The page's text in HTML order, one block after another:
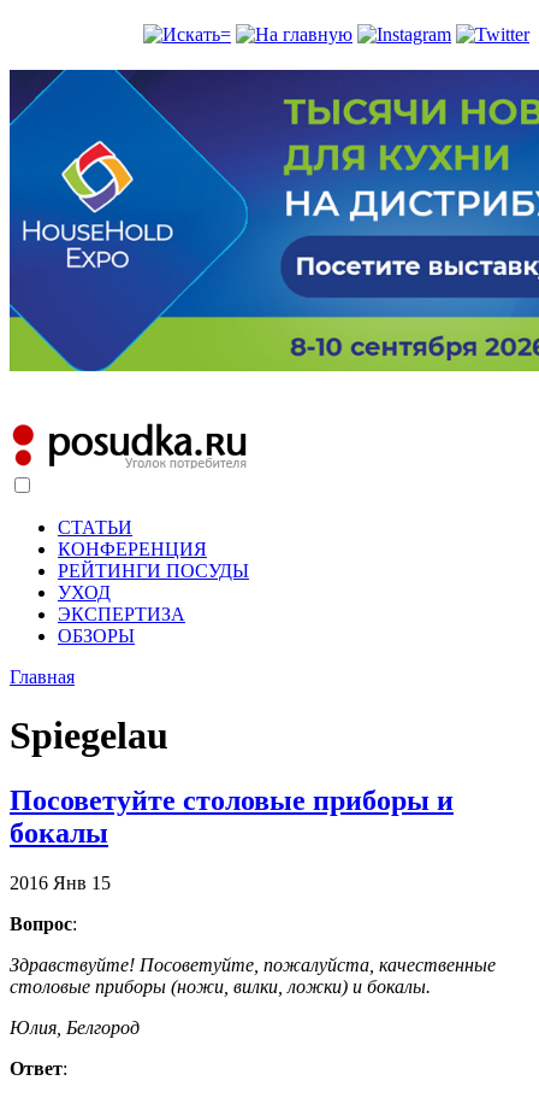
СТАТЬИ
КОНФЕРЕНЦИЯ
РЕЙТИНГИ ПОСУДЫ
УХОД
ЭКСПЕРТИЗА
ОБЗОРЫ
Главная
Spiegelau
Посоветуйте столовые приборы и
бокалы
2016 Янв 15
Вопрос:
Здравствуйте! Посоветуйте, пожалуйста, качественные
столовые приборы (ножи, вилки, ложки) и бокалы.
Юлия, Белгород
Ответ: